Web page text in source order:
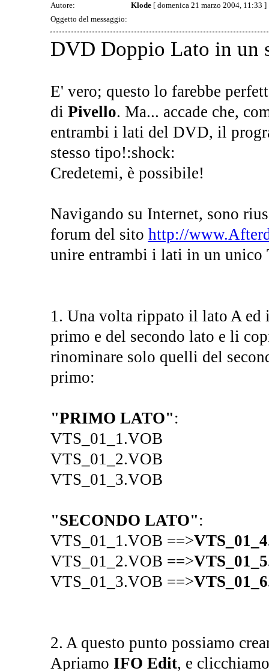
Autore: Klode[ domenica 21 marzo 2004, 11:33 ]
Oggetto del messaggio:
DVD Doppio Lato in un
E' vero; questo lo farebbe
di Pivello. Ma... accade che,
entrambi i lati del DVD, il
stesso tipo!:shock:
Credetemi, è possibile!
Navigando su Internet, sono
forum del sito http://
unire entrambi i lati in un
1. Una volta rippato il lato A
primo e del secondo lato e li
rinominare solo quelli del
primo:
"PRIMO LATO":
VTS_01_1.VOB
VTS_01_2.VOB
VTS_01_3.VOB
"SECONDO LATO":
VTS_01_1.VOB ==>
VTS_01_2.VOB ==>
VTS_01_3.VOB ==>
2. A questo punto possiamo
Apriamo IFO Edit, e